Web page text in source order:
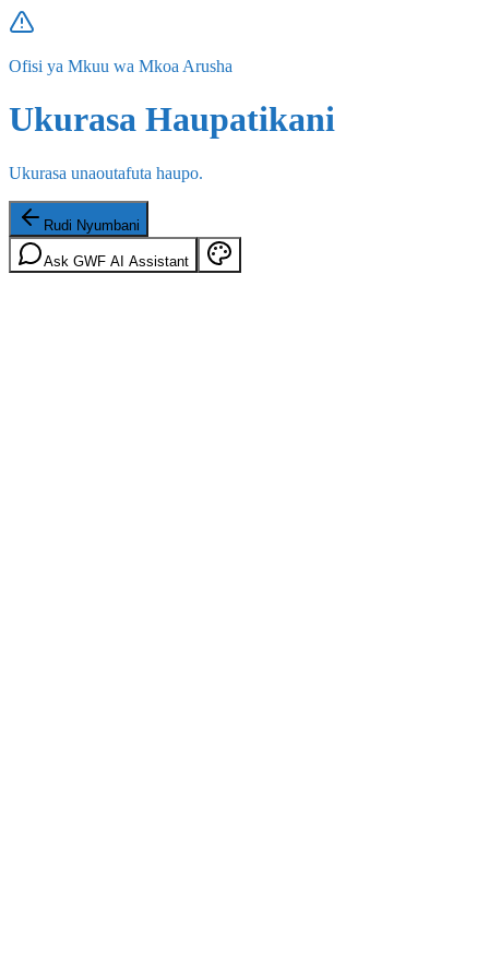
Ofisi ya Mkuu wa Mkoa Arusha
Ukurasa Haupatikani
Ukurasa unaoutafuta haupo.
Rudi Nyumbani
Ask GWF AI Assistant